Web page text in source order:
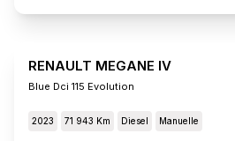
RENAULT MEGANE IV
Blue Dci 115 Evolution
2023 71 943 Km Diesel Manuelle